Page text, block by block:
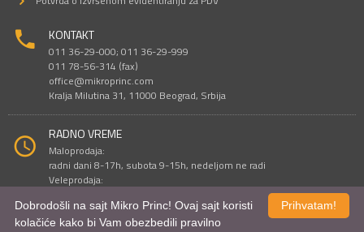
KONTAKT
011 36-29-000; 011 36-29-999
011 78-56-314 (fax)
office@mikroprinc.com
Kralja Milutina 31, 11000 Beograd, Srbija
RADNO VREME
Maloprodaja:
radni dani 8-17h, subota 9-15h, nedeljom ne radi
Veleprodaja:
Prihvatam!
Dobrodošli na sajt Mikro Princ! Ovaj sajt koristi
kolačiće kako bi Vam obezbedili pravilno